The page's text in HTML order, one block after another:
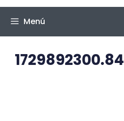
Menú
1729892300.84